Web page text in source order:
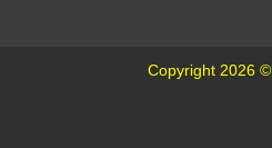
Copyright 2026 ©